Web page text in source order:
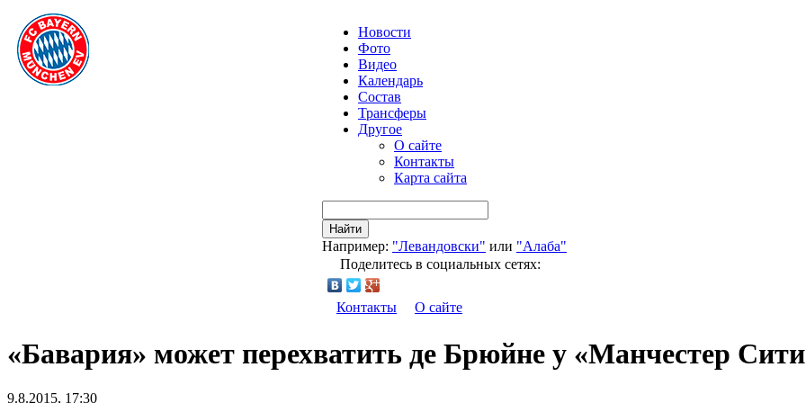
Новости
Фото
Видео
Календарь
Состав
Трансферы
Другое
О сайте
Контакты
Карта сайта
Найти
Например: "Левандовски" или "Алаба"
Поделитесь в социальных сетях:
Контакты О сайте
«Бавария» может перехватить де Брюйне у «Манчестер
9.8.2015, 17:30